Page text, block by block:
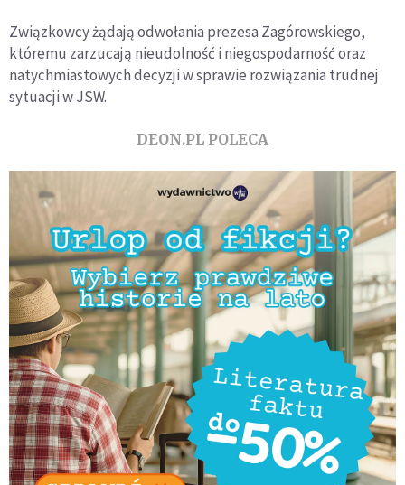
Związkowcy żądają odwołania prezesa Zagórowskiego,
któremu zarzucają nieudolność i niegospodarność oraz
natychmiastowych decyzji w sprawie rozwiązania trudnej
sytuacji w JSW.
DEON.PL POLECA